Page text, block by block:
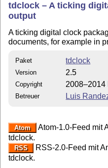
tdclock – A ticking
output
A ticking digital clock
documents, for example in
Paket tdclock
Version 2.5
Copyright 2008–2014
Betreuer Luis
Atom
Atom-1.0-Feed mit
tdclock.
RSS
RSS-2.0-Feed mit
tdclock.